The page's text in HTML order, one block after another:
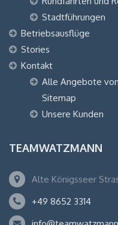
Stadtführungen
Betriebsausflüge
Stories
Kontakt
Alle Angebote
Sitemap
Unsere Kunden
TEAMWATZMANN
Alte Königsseer
+49 8652 3314